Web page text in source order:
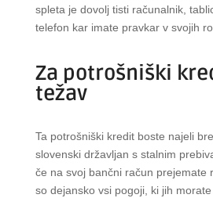
spleta je dovolj tisti računalnik,
telefon kar imate pravkar v svojih
Za potrošniški
težav
Ta potrošniški kredit boste najeli
slovenski državljan s stalnim
če na svoj bančni račun prejemate
so dejansko vsi pogoji, ki jih